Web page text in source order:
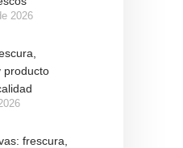
2026
producto
frescura,